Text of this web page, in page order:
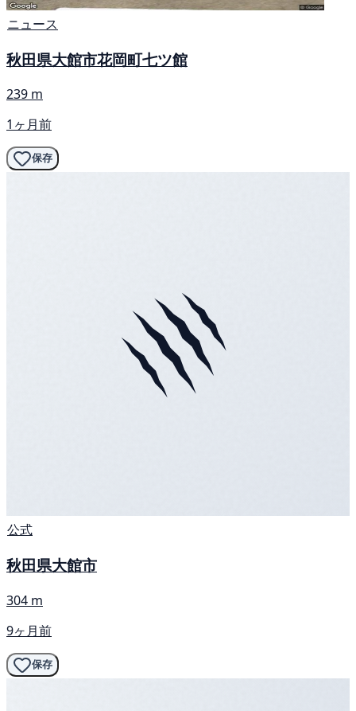
ニュース
秋田県大館市花岡町七ツ館
239 m
1ヶ月前
保存
公式
秋田県大館市
304 m
9ヶ月前
保存